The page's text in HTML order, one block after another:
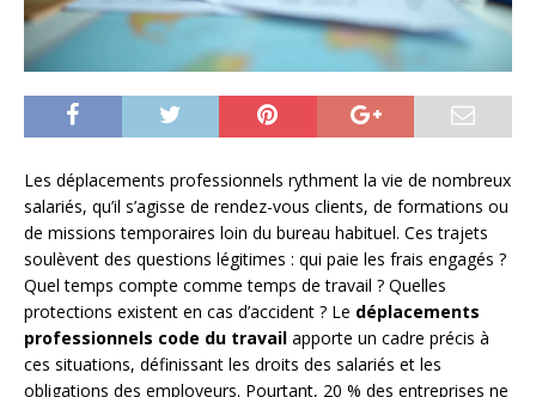
Les déplacements professionnels rythment la vie de nombreux
salariés, qu’il s’agisse de rendez-vous clients, de formations ou
de missions temporaires loin du bureau habituel. Ces trajets
soulèvent des questions légitimes : qui paie les frais engagés ?
Quel temps compte comme temps de travail ? Quelles
protections existent en cas d’accident ? Le déplacements
professionnels code du travail apporte un cadre précis à
ces situations, définissant les droits des salariés et les
obligations des employeurs. Pourtant, 20 % des entreprises ne